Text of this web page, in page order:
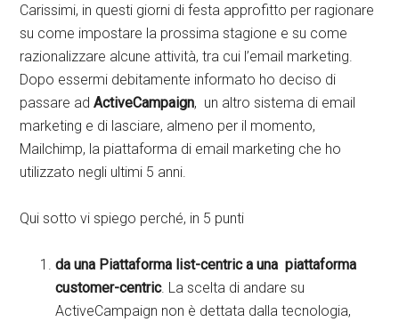
Carissimi, in questi giorni di festa approfitto per ragionare
su come impostare la prossima stagione e su come
razionalizzare alcune attività, tra cui l’email marketing.
Dopo essermi debitamente informato ho deciso di
passare adActiveCampaign, un altro sistema di email
marketing e di lasciare, almeno per il momento,
Mailchimp, la piattaforma di email marketing che ho
utilizzato negli ultimi 5 anni.
Qui sotto vi spiego perché, in 5 punti
da una Piattaforma list-centric a una piattaforma
customer-centric. La scelta di andare su
ActiveCampaign non è dettata dalla tecnologia,